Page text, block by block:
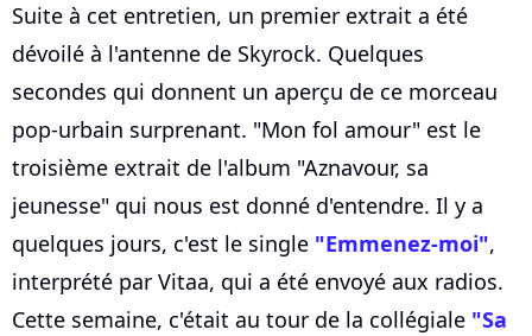
Suite à cet entretien, un premier extrait a été
dévoilé à l'antenne de Skyrock. Quelques
secondes qui donnent un aperçu de ce morceau
pop-urbain surprenant. "Mon fol amour" est le
troisième extrait de l'album "Aznavour, sa
jeunesse" qui nous est donné d'entendre. Il y a
quelques jours, c'est le single "Emmenez-moi",
interprété par Vitaa, qui a été envoyé aux radios.
Cette semaine, c'était au tour de la collégiale "Sa